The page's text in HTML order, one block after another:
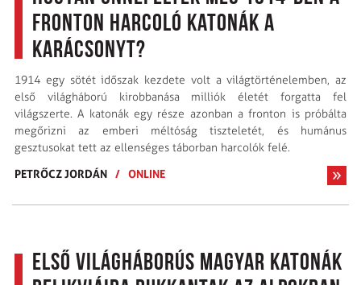
fronton harcoló katonák a
karácsonyt?
1914 egy sötét időszak kezdete volt a világtörténelemben, az
első világháború kirobbanása milliók életét forgatta fel
világszerte. A katonák egy része azonban a fronton is próbálta
megőrizni az emberi méltóság tiszteletét, és humánus
gesztusokat tett az ellenséges táborban harcolók felé.
PETRŐCZ JORDÁN / ONLINE
Első világháborús magyar katonák